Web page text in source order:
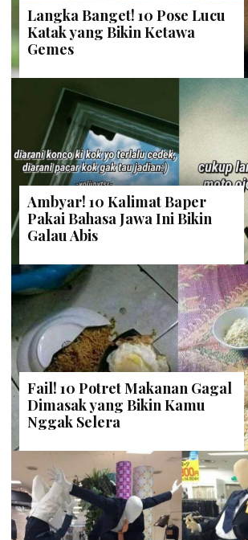
Langka Banget! 10 Pose Lucu
Katak yang Bikin Ketawa
Gemes
Ambyar! 10 Kalimat Baper
Pakai Bahasa Jawa Ini Bikin
Galau Abis
Fail! 10 Potret Makanan Gagal
Dimasak yang Bikin Kamu
Nggak Selera